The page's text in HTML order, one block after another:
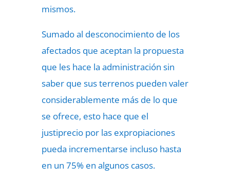
mismos.
Sumado al desconocimiento de los
afectados que aceptan la propuesta
que les hace la administración sin
saber que sus terrenos pueden valer
considerablemente más de lo que
se ofrece, esto hace que el
justiprecio por las expropiaciones
pueda incrementarse incluso hasta
en un 75% en algunos casos.